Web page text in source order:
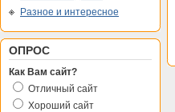
Разное и интересное
ОПРОС
Как Вам сайт?
Отличный сайт
Хороший сайт